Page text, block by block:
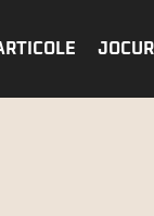
JOCURI